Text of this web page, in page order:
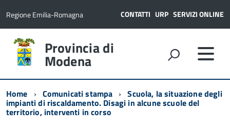
Regione Emilia-Romagna CONTATTI URP SERVIZI ONLINE
Provincia di
Modena
Home Comunicati stampa Scuola, la situazione degli
impianti di riscaldamento. Disagi in alcune scuole del
territorio, interventi in corso